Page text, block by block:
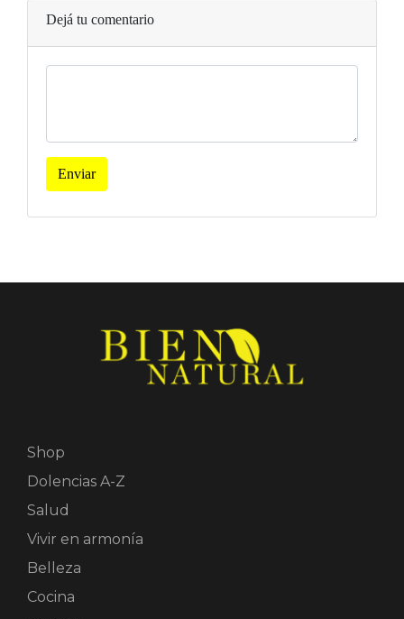
Dejá tu comentario
Enviar
Shop
Dolencias A-Z
Salud
Vivir en armonía
Belleza
Cocina